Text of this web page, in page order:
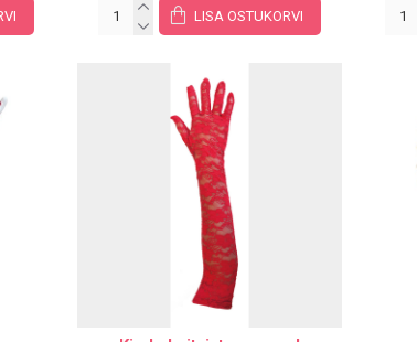
LISA OSTUKORVI